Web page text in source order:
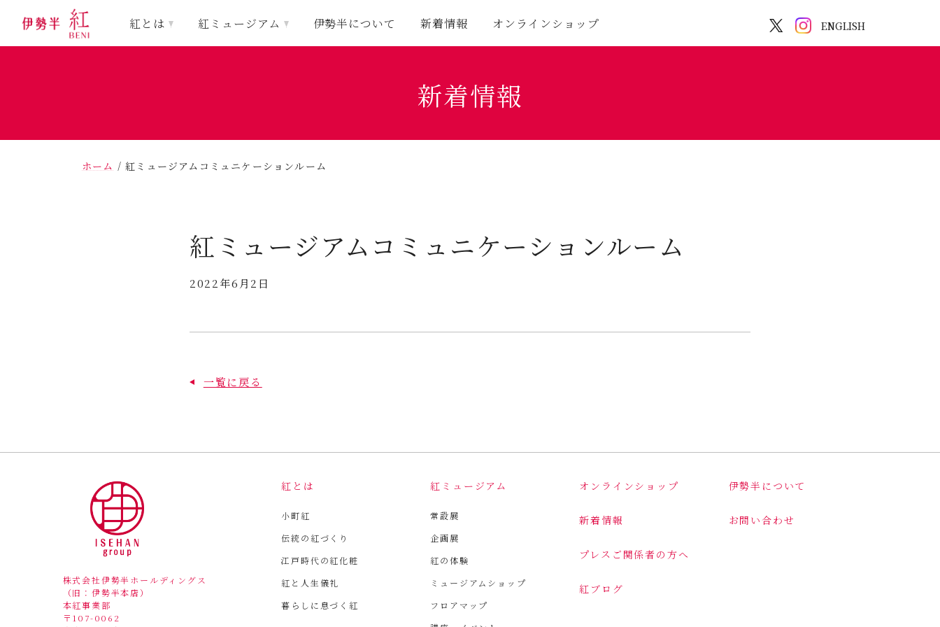
紅とは 紅ミュージアム 伊勢半について 新着情報 オンラインショップ ENGLISH
新着情報
ホーム /紅ミュージアムコミュニケーションルーム
紅ミュージアムコミュニケーションルーム
2022年6月2日
一覧に戻る
株式会社伊勢半ホールディングス
（旧：伊勢半本店）
本紅事業部
〒107-0062
紅とは
小町紅
伝統の紅づくり
江戸時代の紅化粧
紅と人生儀礼
暮らしに息づく紅
紅ミュージアム
常設展
企画展
紅の体験
ミュージアムショップ
フロアマップ
オンラインショップ
新着情報
プレスご関係者の方へ
紅ブログ
伊勢半について
お問い合わせ